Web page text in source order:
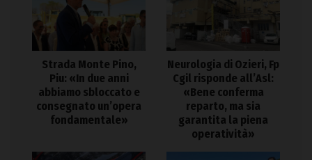
Strada Monte Pino,
Piu: «In due anni
abbiamo sbloccato e
consegnato un’opera
fondamentale»
Neurologia di Ozieri, Fp
Cgil risponde all’Asl:
«Bene conferma
reparto, ma sia
garantita la piena
operatività»